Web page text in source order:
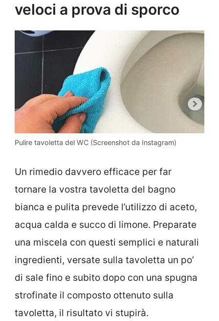
veloci a prova di sporco
Pulire tavoletta del WC (Screenshot da Instagram)
Un rimedio davvero efficace per far
tornare la vostra tavoletta del bagno
bianca e pulita prevede l’utilizzo di aceto,
acqua calda e succo di limone. Preparate
una miscela con questi semplici e naturali
ingredienti, versate sulla tavoletta un po’
di sale fino e subito dopo con una spugna
strofinate il composto ottenuto sulla
tavoletta, il risultato vi stupirà.